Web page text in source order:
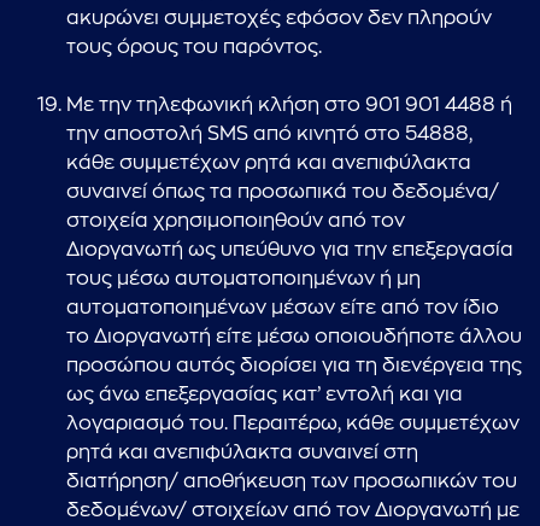
ακυρώνει συμμετοχές εφόσον δεν πληρούν
τους όρους του παρόντος.
Με την τηλεφωνική κλήση στο 901 901 4488 ή
την αποστολή SMS από κινητό στο 54888,
κάθε συμμετέχων ρητά και ανεπιφύλακτα
συναινεί όπως τα προσωπικά του δεδομένα/
στοιχεία χρησιμοποιηθούν από τον
Διοργανωτή ως υπεύθυνο για την επεξεργασία
τους μέσω αυτοματοποιημένων ή μη
αυτοματοποιημένων μέσων είτε από τον ίδιο
το Διοργανωτή είτε μέσω οποιουδήποτε άλλου
προσώπου αυτός διορίσει για τη διενέργεια της
ως άνω επεξεργασίας κατ’ εντολή και για
λογαριασμό του. Περαιτέρω, κάθε συμμετέχων
ρητά και ανεπιφύλακτα συναινεί στη
διατήρηση/ αποθήκευση των προσωπικών του
δεδομένων/ στοιχείων από τον Διοργανωτή με